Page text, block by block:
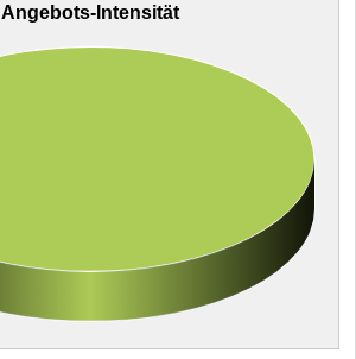
Angebots-Intensität